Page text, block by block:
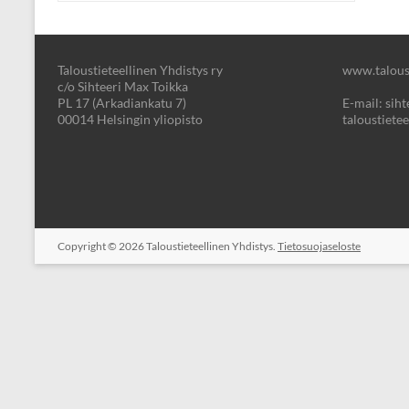
Taloustieteellinen Yhdistys ry
c/o Sihteeri Max Toikka
PL 17 (Arkadiankatu 7)
00014 Helsingin yliopisto
E-mail:
Copyright © 2026Taloustieteellinen Yhdistys. Tietosuojaseloste